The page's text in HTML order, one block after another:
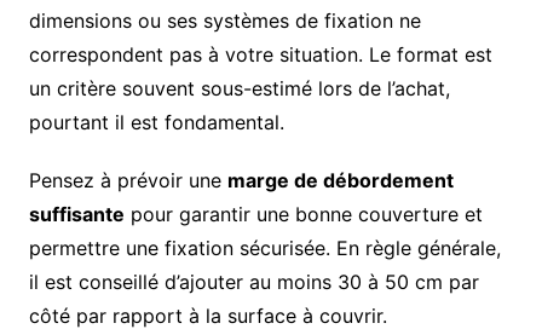
dimensions ou ses systèmes de fixation ne
correspondent pas à votre situation. Le format est
un critère souvent sous-estimé lors de l’achat,
pourtant il est fondamental.
Pensez à prévoir une marge de débordement
suffisante pour garantir une bonne couverture et
permettre une fixation sécurisée. En règle générale,
il est conseillé d’ajouter au moins 30 à 50 cm par
côté par rapport à la surface à couvrir.